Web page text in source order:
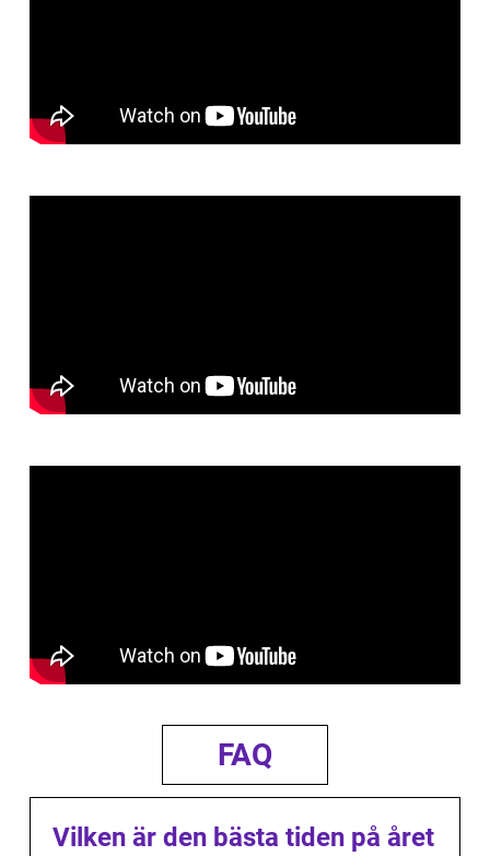
FAQ
Vilken är den bästa tiden på året